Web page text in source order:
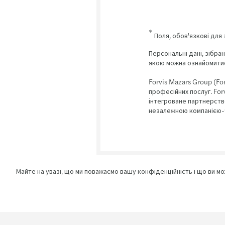
* Поля, обов'язкові для
Персональні дані,
якою можна
Forvis Mazars Group
професійних послуг.
інтегроване
незалежною
Майте на увазі, що ми поважаємо вашу конфіденційність і що ви